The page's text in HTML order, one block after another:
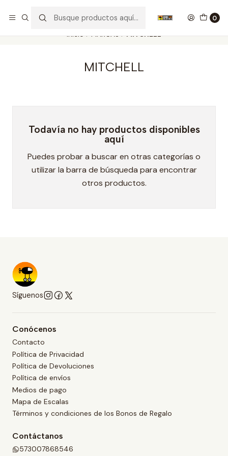
0
Inicio MARCAS MITCHELL
MITCHELL
Todavía no hay productos disponibles
aquí
Puedes probar a buscar en otras categorías o
utilizar la barra de búsqueda para encontrar
otros productos.
Síguenos
Conócenos
Contacto
Política de Privacidad
Política de Devoluciones
Política de envíos
Medios de pago
Mapa de Escalas
Términos y condiciones de los Bonos de Regalo
Contáctanos
573007868546